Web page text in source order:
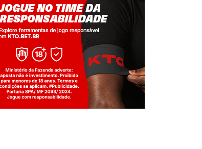
Jogue com responsabilidade. 18+